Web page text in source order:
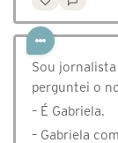
Sou
perguntei o
– É Gabriela.
– Gabriela